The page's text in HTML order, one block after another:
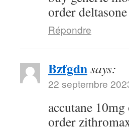
order
Répondre
Bzfgdnsays:
22 septembre
accutane
order